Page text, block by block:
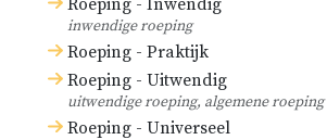
Roeping - Inwendig
inwendige roeping
Roeping - Praktijk
Roeping - Uitwendig
uitwendige roeping, algemene roeping
Roeping - Universeel